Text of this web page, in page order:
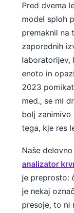
Pred dvema
model sploh
premaknil na
zaporednih
laboratorijev,
enoto in
2023
med., se mi
bolj
tega, kje res
Naše
analizator
je preprosto:
je nekaj
presoje, to ni